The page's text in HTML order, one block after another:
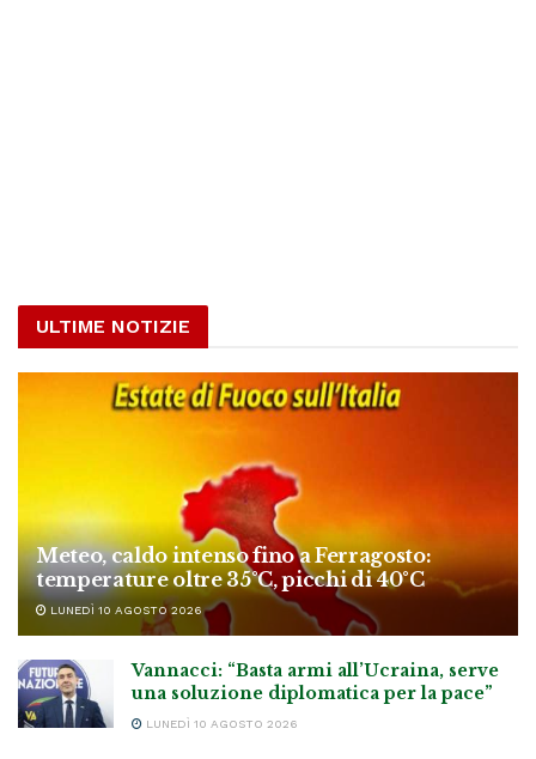
ULTIME NOTIZIE
Meteo, caldo intenso fino a Ferragosto:
temperature oltre 35°C, picchi di 40°C
LUNEDÌ 10 AGOSTO 2026
Vannacci: “Basta armi all’Ucraina, serve
una soluzione diplomatica per la pace”
LUNEDÌ 10 AGOSTO 2026